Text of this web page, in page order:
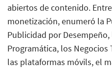
abiertos de contenido.
monetización, enumeró la
Publicidad por
Programática, los Negocios
las plataformas móvils, el